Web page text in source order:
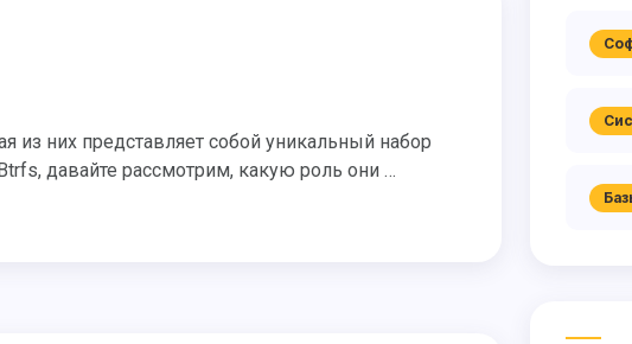
давайте рассмотрим, какую роль они …